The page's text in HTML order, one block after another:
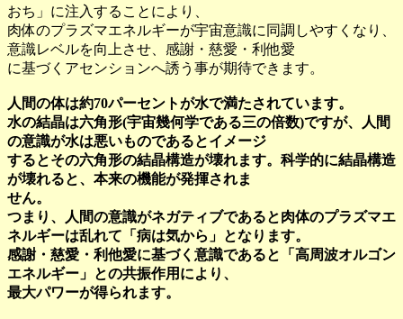
おち」に注入することにより、
肉体のプラズマエネルギーが宇宙意識に同調しやすくなり、
意識レベルを向上させ、感謝・慈愛・利他愛
に基づくアセンションへ誘う事が期待できます。
人間の体は約70パーセントが水で満たされています。
水の結晶は六角形(宇宙幾何学である三の倍数)ですが、人間
の意識が水は悪いものであるとイメージ
するとその六角形の結晶構造が壊れます。科学的に結晶構造
が壊れると、本来の機能が発揮されま
せん。
つまり、人間の意識がネガティブであると肉体のプラズマエ
ネルギーは乱れて「病は気から」となります。
感謝・慈愛・利他愛に基づく意識であると「高周波オルゴン
エネルギー」との共振作用により、
最大パワーが得られます。